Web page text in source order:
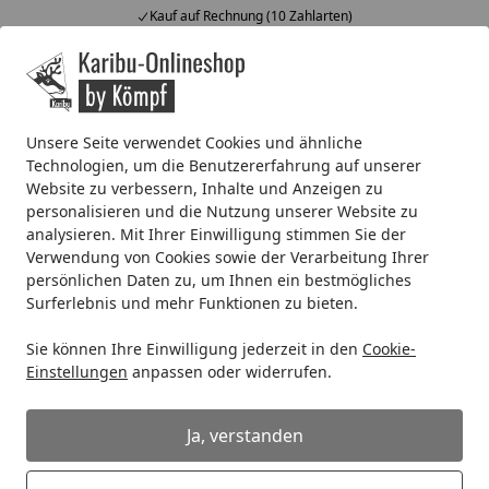
Unsere Seite verwendet Cookies und ähnliche
Technologien, um die Benutzererfahrung auf unserer
Website zu verbessern, Inhalte und Anzeigen zu
personalisieren und die Nutzung unserer Website zu
analysieren. Mit Ihrer Einwilligung stimmen Sie der
Verwendung von Cookies sowie der Verarbeitung Ihrer
persönlichen Daten zu, um Ihnen ein bestmögliches
Surferlebnis und mehr Funktionen zu bieten.
Sie können Ihre Einwilligung jederzeit in den Cookie-
Einstellungen anpassen oder widerrufen.
Ja, verstanden
Kauf auf Rechnung (10 Zahlarten)
Alle Produkte
Mein Konto
Startseite
Kinderspielgeräte Zubehör für Kinderspielgeräte
Akubi Teleskop